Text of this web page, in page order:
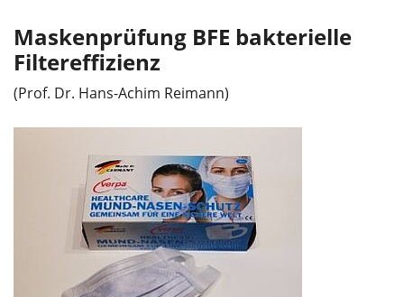
Maskenprüfung BFE bakterielle
Filtereffizienz
(Prof. Dr. Hans-Achim Reimann)